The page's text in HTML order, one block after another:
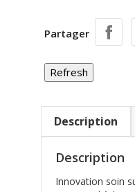
Partager
Description
Description
Innovation soin